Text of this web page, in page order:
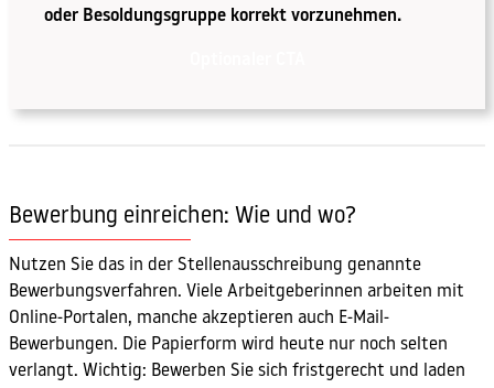
oder Besoldungsgruppe korrekt vorzunehmen.
Bewerbung einreichen: Wie und wo?
Nutzen Sie das in der Stellenausschreibung genannte
Bewerbungsverfahren. Viele Arbeitgeberinnen arbeiten mit
Online-Portalen, manche akzeptieren auch E-Mail-
Bewerbungen. Die Papierform wird heute nur noch selten
verlangt. Wichtig: Bewerben Sie sich fristgerecht und laden